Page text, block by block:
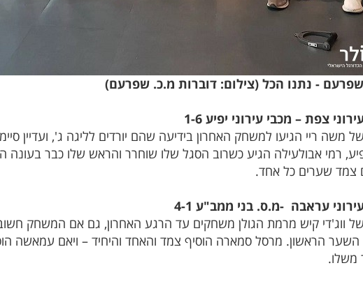
- נתנו הכל (צילום: דוברות מ.כ. שפרעם)
צפת – מכבי עירוני יפיע 1-6
משה ריי הגיעו למשחק האחרון בידיעה שהם יורדים לליגה ג', ועדיין
רמי אבולעילה הגיע כשרוב הסגל שלו שוחרר והראש שלו כבר
צמד שערים כל אחד.
עראבה -מ.ס. בני ממב"ע 4-1
הראשון. מרסל סמארה הוסיף צמד והאחד והיחיד – ויאם עמאשה